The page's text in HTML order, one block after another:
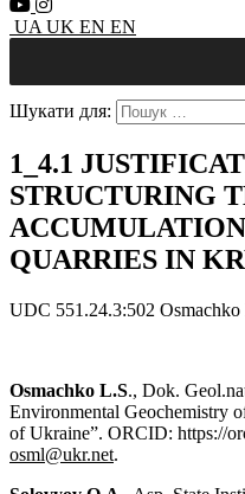
UA UK EN EN
Шукати для:
1_4.1
STRUCTURING
QUARRIES IN
UDC 551.24.3:502
Osmachko L.S., Dok.
Environmental Geochemistry
of Ukraine”. ORCID: https://
osml@ukr.net.